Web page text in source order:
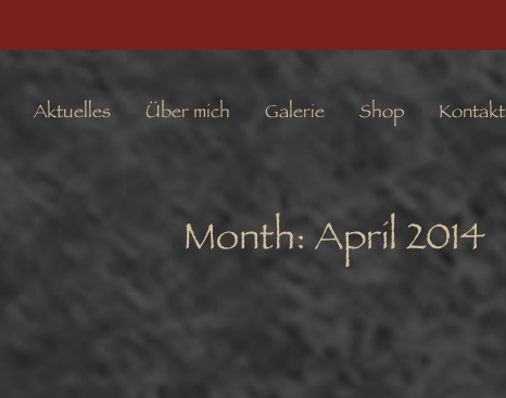
Aktuelles Über mich Galerie Shop Kontakt
Month:April 2014